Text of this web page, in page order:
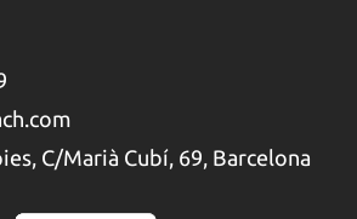
C/Marià Cubí, 69, Barcelona